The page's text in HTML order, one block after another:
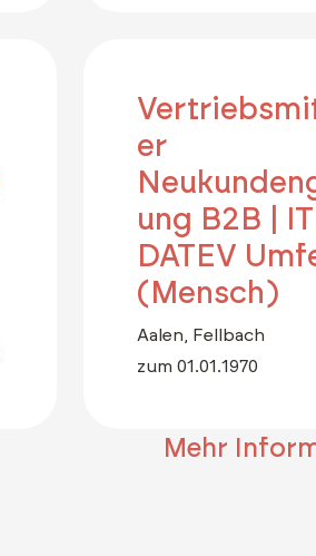
er
ung B2B |
DATEV
(Mensch)
Aalen, Fellbach
zum 01.01.1970
Mehr